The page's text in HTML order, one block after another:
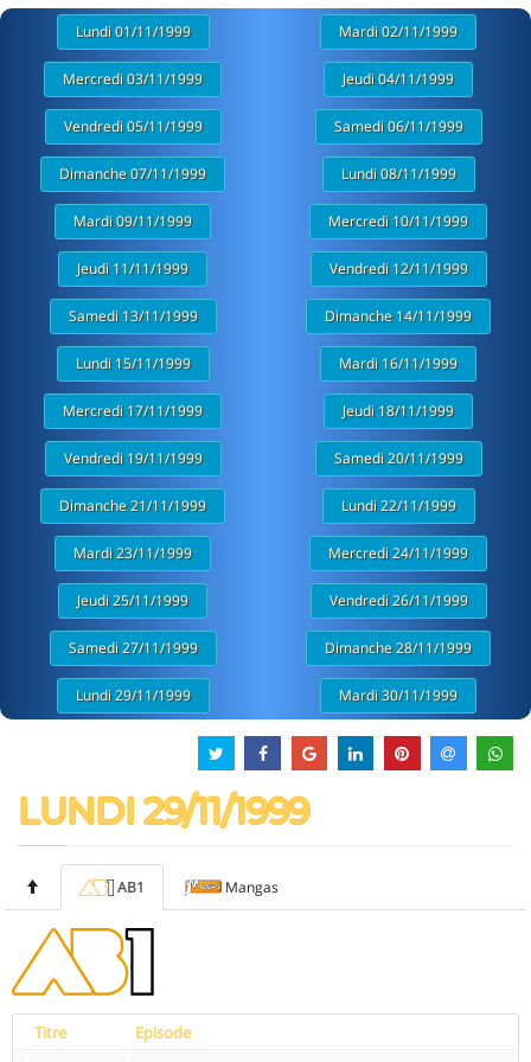
Lundi 01/11/1999 Mardi 02/11/1999
Mercredi 03/11/1999 Jeudi 04/11/1999
Vendredi 05/11/1999 Samedi 06/11/1999
Dimanche 07/11/1999 Lundi 08/11/1999
Mardi 09/11/1999 Mercredi 10/11/1999
Jeudi 11/11/1999 Vendredi 12/11/1999
Samedi 13/11/1999 Dimanche 14/11/1999
Lundi 15/11/1999 Mardi 16/11/1999
Mercredi 17/11/1999 Jeudi 18/11/1999
Vendredi 19/11/1999 Samedi 20/11/1999
Dimanche 21/11/1999 Lundi 22/11/1999
Mardi 23/11/1999 Mercredi 24/11/1999
Jeudi 25/11/1999 Vendredi 26/11/1999
Samedi 27/11/1999 Dimanche 28/11/1999
Lundi 29/11/1999 Mardi 30/11/1999
LUNDI 29/11/1999
AB1 Mangas
Titre Episode